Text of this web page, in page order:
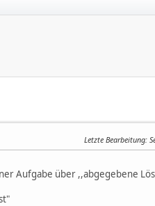
Letzte Bearbeitung:
Aufgabe über ,,abgegebene